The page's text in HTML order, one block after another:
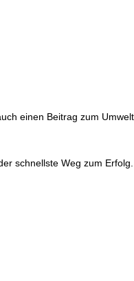
einen Beitrag zum
schnellste Weg zum